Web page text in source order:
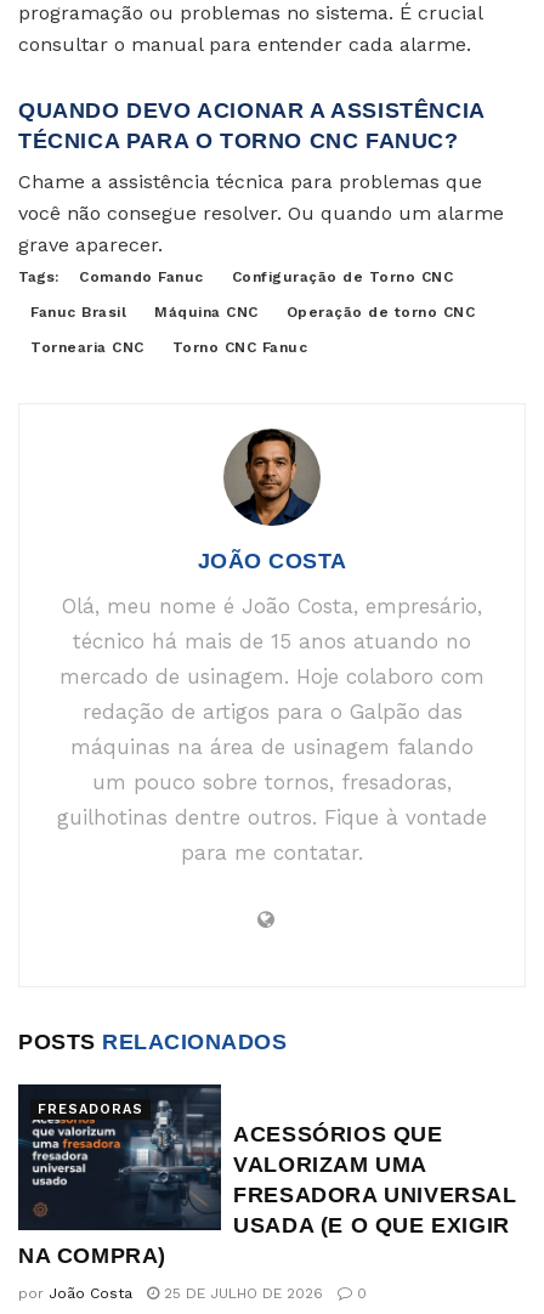
programação ou problemas no sistema. É crucial
consultar o manual para entender cada alarme.
QUANDO DEVO ACIONAR A ASSISTÊNCIA
TÉCNICA PARA O TORNO CNC FANUC?
Chame a assistência técnica para problemas que
você não consegue resolver. Ou quando um alarme
grave aparecer.
Tags: Comando Fanuc Configuração de Torno CNC
Fanuc Brasil Máquina CNC Operação de torno CNC
Tornearia CNC Torno CNC Fanuc
JOÃO COSTA
Olá, meu nome é João Costa, empresário,
técnico há mais de 15 anos atuando no
mercado de usinagem. Hoje colaboro com
redação de artigos para o Galpão das
máquinas na área de usinagem falando
um pouco sobre tornos, fresadoras,
guilhotinas dentre outros. Fique à vontade
para me contatar.
POSTS RELACIONADOS
FRESADORAS
ACESSÓRIOS QUE
VALORIZAM UMA
FRESADORA UNIVERSAL
USADA (E O QUE EXIGIR
NA COMPRA)
por João Costa 25 DE JULHO DE 2026 0